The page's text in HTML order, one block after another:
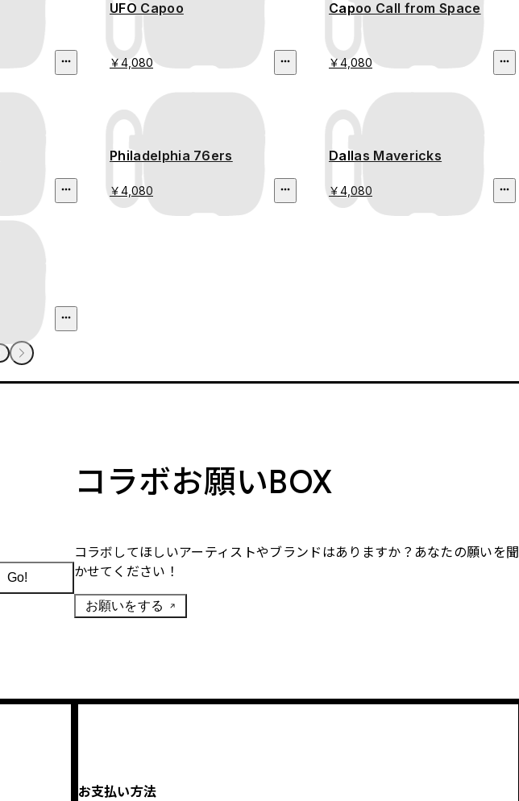
UFO Capoo
￥4,080
Capoo Call from Space
￥4,080
Philadelphia 76ers
￥4,080
Dallas Mavericks
￥4,080
Go!
コラボお願いBOX
コラボしてほしいアーティストやブランドはありますか？あなたの願いを聞
かせてください！
お願いをする
お支払い方法